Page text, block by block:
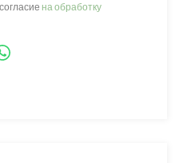
на обработку